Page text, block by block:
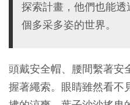
探索計畫，他們也能
個多采多姿的世界。
頭戴安全帽、腰間繫著安
握著繩索。眼睛雖然看不